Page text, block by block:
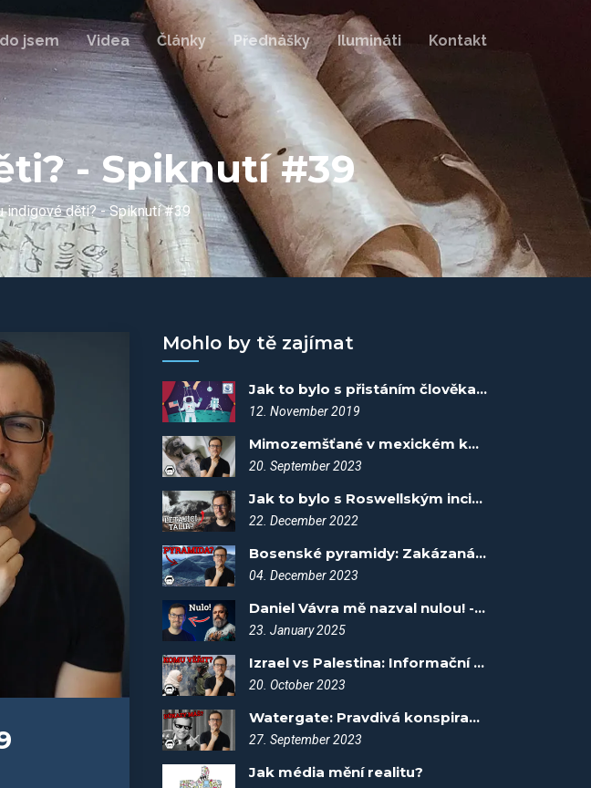
jsem Videa Články Přednášky Ilumináti Kontakt
- Spiknutí #39
indigové děti? - Spiknutí #39
Mohlo by tě zajímat
Jak to bylo s přistáním člověka na měsíci? Fakta vítězí #3
12. November 2019
Mimozemšťané v mexickém kongresu - Spiknutí #13
20. September 2023
Jak to bylo s Roswellským incidentem? Fakta vítězí #17
22. December 2022
Bosenské pyramidy: Zakázaná historie, nebo kopce? - Spiknutí #65
04. December 2023
Daniel Vávra mě nazval nulou! - Spiknutí #109
23. January 2025
Izrael vs Palestina: Informační válka - Spiknutí #35
20. October 2023
Watergate: Pravdivá konspirační teorie? - Spiknutí #18
27. September 2023
Jak média mění realitu?